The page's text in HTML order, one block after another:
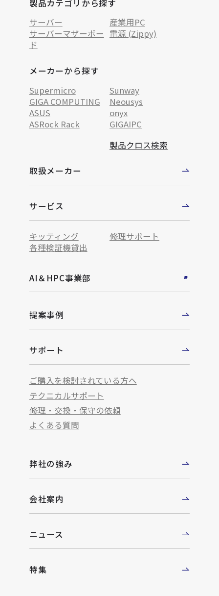
製品カテゴリから探す
サーバー
産業用PC
サーバーマザーボー
ド
電源 (Zippy)
メーカーから探す
Supermicro
Sunway
GIGA COMPUTING
Neousys
ASUS
onyx
ASRock Rack
GIGAIPC
製品クロス検索
取扱メーカー
サービス
キッティング
修理サポート
各種検証機貸出
AI＆HPC事業部
提案事例
サポート
ご購入を検討されている方へ
テクニカルサポート
修理・交換・保守の依頼
よくある質問
弊社の強み
会社案内
ニュース
特集